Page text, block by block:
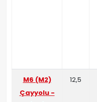
M6 (M2)
Çayyolu -
12,5